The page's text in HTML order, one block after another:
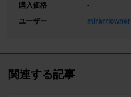
購入価格
-
ユーザー
mirarriowner
関連する記事